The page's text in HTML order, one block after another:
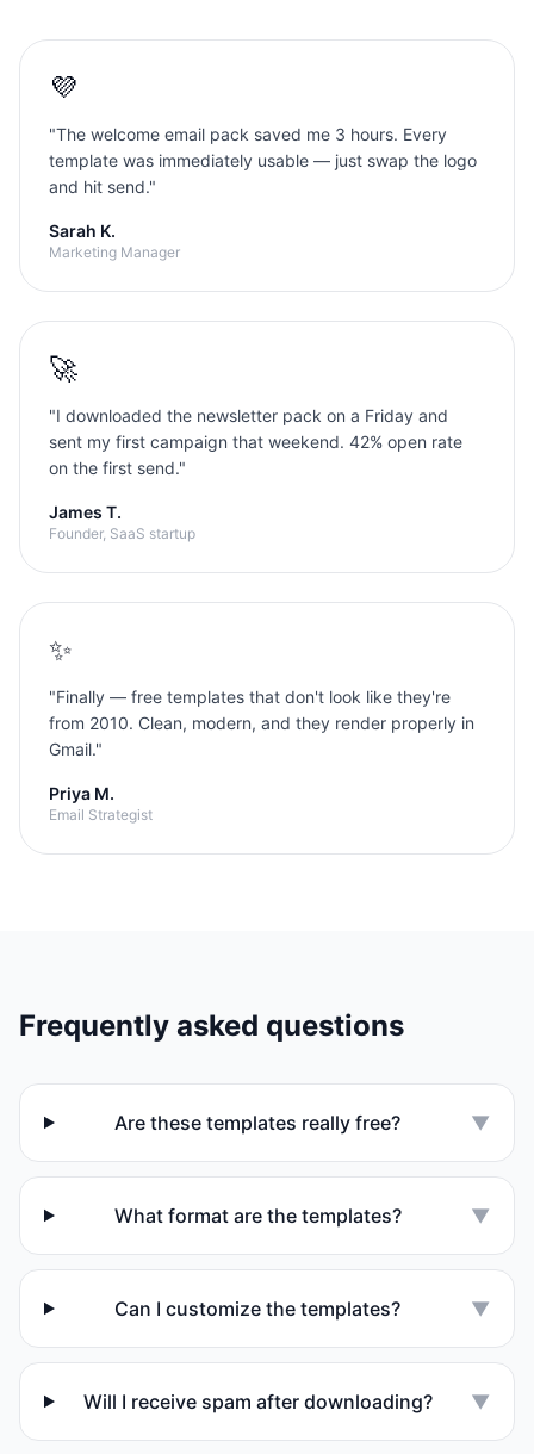
💜
"The welcome email pack saved me 3 hours. Every
template was immediately usable — just swap the logo
and hit send."
Sarah K.
Marketing Manager
🚀
"I downloaded the newsletter pack on a Friday and
sent my first campaign that weekend. 42% open rate
on the first send."
James T.
Founder, SaaS startup
✨
"Finally — free templates that don't look like they're
from 2010. Clean, modern, and they render properly in
Gmail."
Priya M.
Email Strategist
Frequently asked questions
Are these templates really free? ▼
What format are the templates? ▼
Can I customize the templates? ▼
Will I receive spam after downloading? ▼